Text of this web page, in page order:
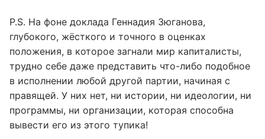
P.S. На фоне доклада Геннадия Зюганова,
глубокого, жëсткого и точного в оценках
положения, в которое загнали мир капиталисты,
трудно себе даже представить что-либо подобное
в исполнении любой другой партии, начиная с
правящей. У них нет, ни истории, ни идеологии, ни
программы, ни организации, которая способна
вывести его из этого тупика!